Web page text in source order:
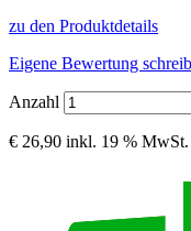
zu den Produktdetails
Eigene Bewertung
Anzahl
€ 26,90 inkl. 19 % MwSt.